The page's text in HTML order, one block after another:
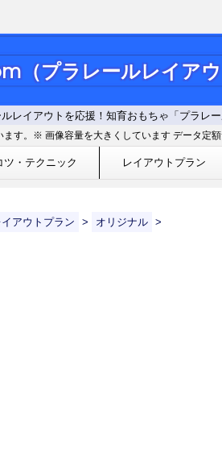
（プラレールレイア
レイアウトを応援！知育おもちゃ「プラレ
ます。※ 画像容量を大きくしています データ定
ツ・テクニック レイアウトプラン
アウトプラン > オリジナル >